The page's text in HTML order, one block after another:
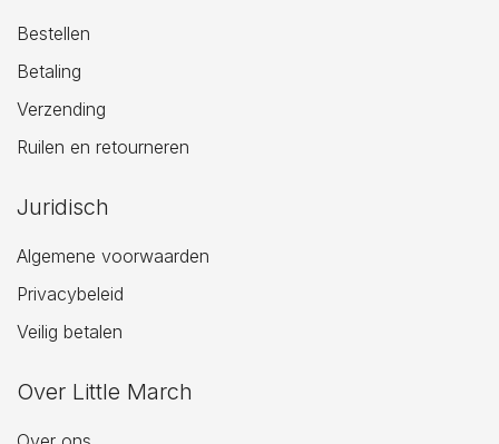
Bestellen
Betaling
Verzending
Ruilen en retourneren
Juridisch
Algemene voorwaarden
Privacybeleid
Veilig betalen
Over Little March